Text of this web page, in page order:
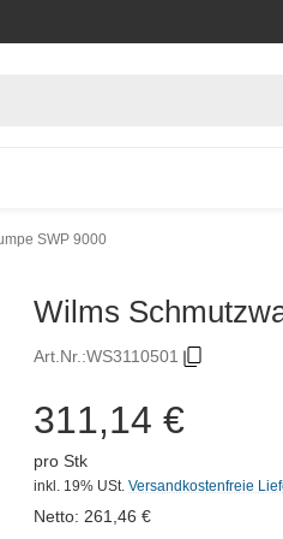
SWP 9000
Wilms
Art.Nr.:WS3110501
311,14 €
pro Stk
inkl. 19% USt. Versandkostenfreie
Netto: 261,46 €